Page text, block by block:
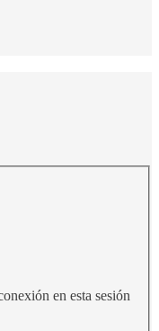
en esta sesión